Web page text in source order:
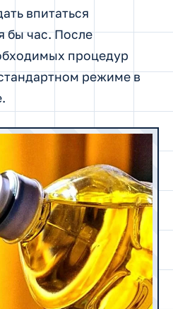
впитаться
бы час. После
процедур
режиме в